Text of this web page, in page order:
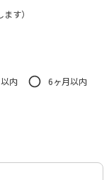
す）
内 6ヶ月以内